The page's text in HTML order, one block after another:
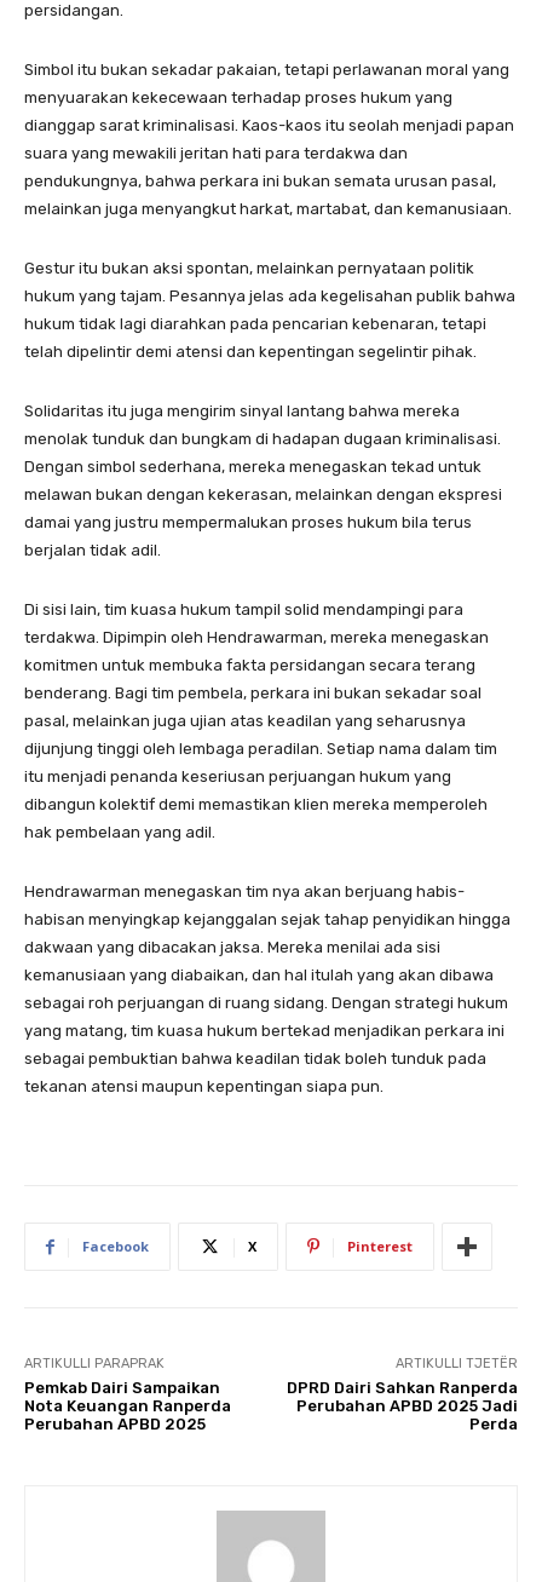
persidangan.
Simbol itu bukan sekadar pakaian, tetapi perlawanan moral yang
menyuarakan kekecewaan terhadap proses hukum yang
dianggap sarat kriminalisasi. Kaos-kaos itu seolah menjadi papan
suara yang mewakili jeritan hati para terdakwa dan
pendukungnya, bahwa perkara ini bukan semata urusan pasal,
melainkan juga menyangkut harkat, martabat, dan kemanusiaan.
Gestur itu bukan aksi spontan, melainkan pernyataan politik
hukum yang tajam. Pesannya jelas ada kegelisahan publik bahwa
hukum tidak lagi diarahkan pada pencarian kebenaran, tetapi
telah dipelintir demi atensi dan kepentingan segelintir pihak.
Solidaritas itu juga mengirim sinyal lantang bahwa mereka
menolak tunduk dan bungkam di hadapan dugaan kriminalisasi.
Dengan simbol sederhana, mereka menegaskan tekad untuk
melawan bukan dengan kekerasan, melainkan dengan ekspresi
damai yang justru mempermalukan proses hukum bila terus
berjalan tidak adil.
Di sisi lain, tim kuasa hukum tampil solid mendampingi para
terdakwa. Dipimpin oleh Hendrawarman, mereka menegaskan
komitmen untuk membuka fakta persidangan secara terang
benderang. Bagi tim pembela, perkara ini bukan sekadar soal
pasal, melainkan juga ujian atas keadilan yang seharusnya
dijunjung tinggi oleh lembaga peradilan. Setiap nama dalam tim
itu menjadi penanda keseriusan perjuangan hukum yang
dibangun kolektif demi memastikan klien mereka memperoleh
hak pembelaan yang adil.
Hendrawarman menegaskan tim nya akan berjuang habis-
habisan menyingkap kejanggalan sejak tahap penyidikan hingga
dakwaan yang dibacakan jaksa. Mereka menilai ada sisi
kemanusiaan yang diabaikan, dan hal itulah yang akan dibawa
sebagai roh perjuangan di ruang sidang. Dengan strategi hukum
yang matang, tim kuasa hukum bertekad menjadikan perkara ini
sebagai pembuktian bahwa keadilan tidak boleh tunduk pada
tekanan atensi maupun kepentingan siapa pun.
Facebook X Pinterest
ARTIKULLI PARAPRAK
Pemkab Dairi Sampaikan
Nota Keuangan Ranperda
Perubahan APBD 2025
ARTIKULLI TJETËR
DPRD Dairi Sahkan Ranperda
Perubahan APBD 2025 Jadi
Perda